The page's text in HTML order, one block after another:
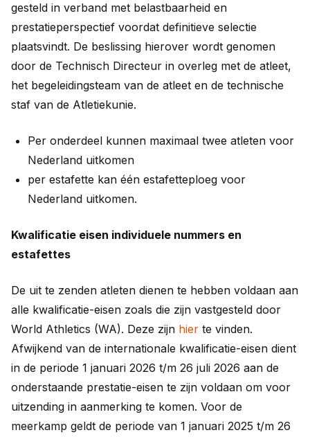
gesteld in verband met belastbaarheid en
prestatieperspectief voordat definitieve selectie
plaatsvindt. De beslissing hierover wordt genomen
door de Technisch Directeur in overleg met de atleet,
het begeleidingsteam van de atleet en de technische
staf van de Atletiekunie.
Per onderdeel kunnen maximaal twee atleten voor
Nederland uitkomen
per estafette kan één estafetteploeg voor
Nederland uitkomen.
Kwalificatie eisen individuele nummers en
estafettes
De uit te zenden atleten dienen te hebben voldaan aan
alle kwalificatie-eisen zoals die zijn vastgesteld door
World Athletics (WA). Deze zijn hier te vinden.
Afwijkend van de internationale kwalificatie-eisen dient
in de periode 1 januari 2026 t/m 26 juli 2026 aan de
onderstaande prestatie-eisen te zijn voldaan om voor
uitzending in aanmerking te komen. Voor de
meerkamp geldt de periode van 1 januari 2025 t/m 26